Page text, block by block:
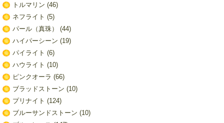
トルマリン (46)
ネフライト (5)
パール（真珠）
(44)
ハイパーシーン (19)
パイライト (6)
ハウライト (10)
ピンクオーラ (66)
ブラッドストーン (10)
プリナイト (124)
ブルーサンドストーン (10)